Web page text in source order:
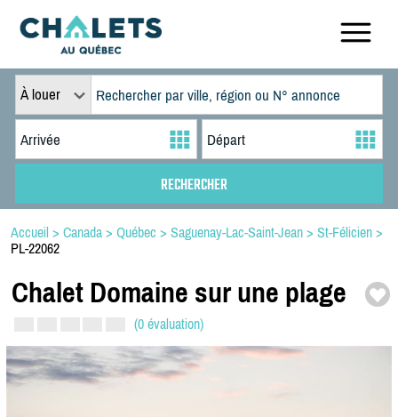
À louer
Accueil > Canada > Québec > Saguenay-Lac-Saint-Jean > St-Félicien >
PL-22062
Chalet Domaine sur une plage
(0 évaluation)